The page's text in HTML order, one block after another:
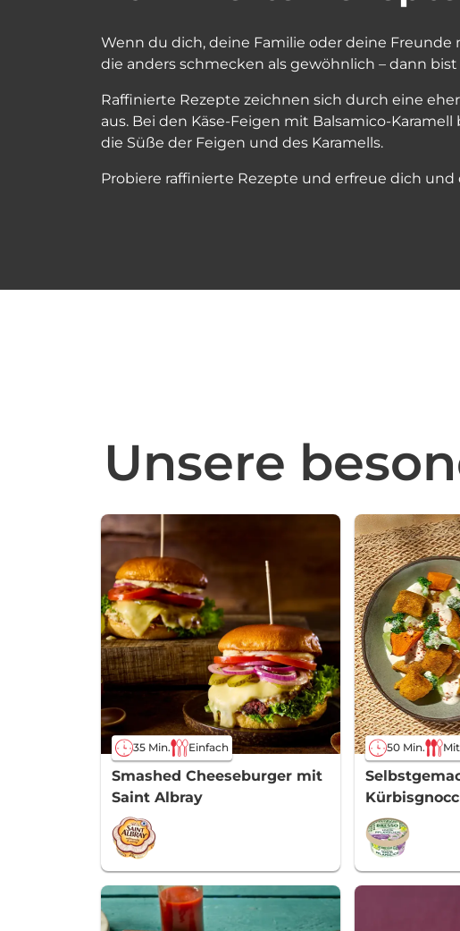
Wenn du dich, deine Familie oder deine
die anders schmecken als gewöhnlich – dann
Raffinierte Rezepte zeichnen sich durch eine
aus. Bei den Käse-Feigen mit Balsamico-
die Süße der Feigen und des Karamells.
Probiere raffinierte Rezepte und erfreue dich
Unsere
35 Min. Einfach
Smashed Cheeseburger mit
Saint Albray
50 Min.